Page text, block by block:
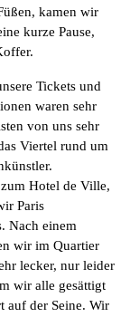
kamen wir
kurze Pause,
Tickets und
waren sehr
von uns sehr
Viertel rund um
Hotel de Ville,
Paris
Nach einem
wir im Quartier
lecker, nur leider
wir alle gesättigt
auf der Seine. Wir